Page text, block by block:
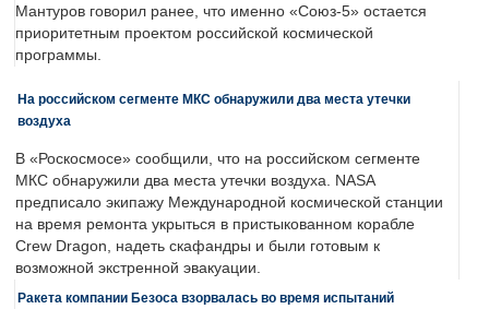
Мантуров говорил ранее, что именно «Союз-5» остается
приоритетным проектом российской космической
программы.
На российском сегменте МКС обнаружили два места утечки
воздуха
В «Роскосмосе» сообщили, что на российском сегменте
МКС обнаружили два места утечки воздуха. NASA
предписало экипажу Международной космической станции
на время ремонта укрыться в пристыкованном корабле
Crew Dragon, надеть скафандры и были готовым к
возможной экстренной эвакуации.
Ракета компании Безоса взорвалась во время испытаний